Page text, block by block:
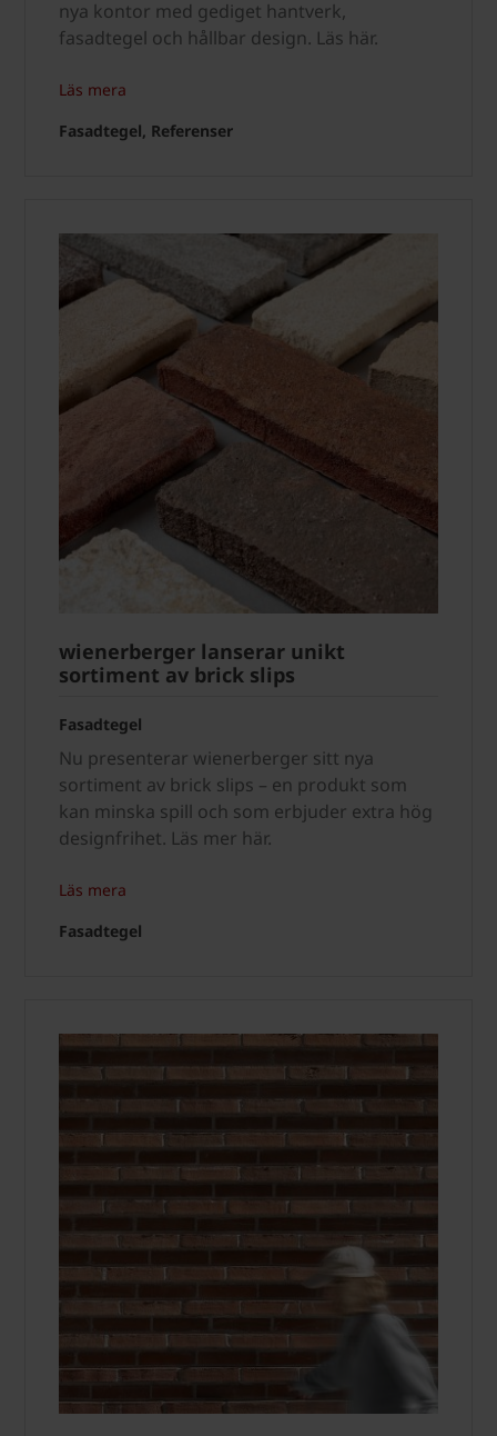
nya kontor med gediget hantverk,
fasadtegel och hållbar design. Läs här.
Läs mera
Fasadtegel, Referenser
wienerberger lanserar unikt
sortiment av brick slips
Fasadtegel
Nu presenterar wienerberger sitt nya
sortiment av brick slips – en produkt som
kan minska spill och som erbjuder extra hög
designfrihet. Läs mer här.
Läs mera
Fasadtegel